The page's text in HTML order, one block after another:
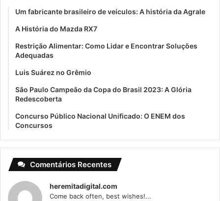
Um fabricante brasileiro de veículos: A história da Agrale
A História do Mazda RX7
Restrição Alimentar: Como Lidar e Encontrar Soluções
Adequadas
Luis Suárez no Grêmio
São Paulo Campeão da Copa do Brasil 2023: A Glória
Redescoberta
Concurso Público Nacional Unificado: O ENEM dos
Concursos
Comentários Recentes
heremitadigital.com
Come back often, best wishes!...